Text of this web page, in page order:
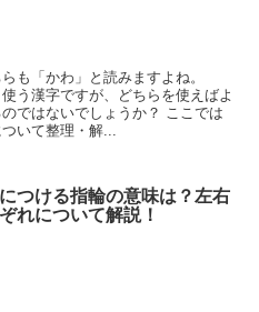
も「かわ」と読みますよね。
う漢字ですが、どちらを使えばよ
ではないでしょうか？ ここでは
いて整理・解...
つける指輪の意味は？左右
れについて解説！